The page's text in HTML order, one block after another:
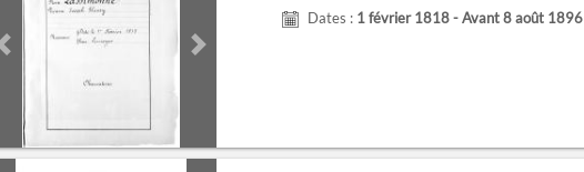
Previous slide Next slide
Dates : 1 février 1818 - Avant 8 août 1896